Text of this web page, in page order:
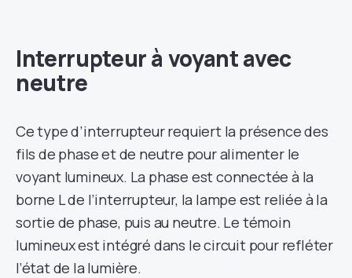
Interrupteur à voyant avec
neutre
Ce type d’interrupteur requiert la présence des
fils de phase et de neutre pour alimenter le
voyant lumineux. La phase est connectée à la
borne L de l’interrupteur, la lampe est reliée à la
sortie de phase, puis au neutre. Le témoin
lumineux est intégré dans le circuit pour refléter
l’état de la lumière.